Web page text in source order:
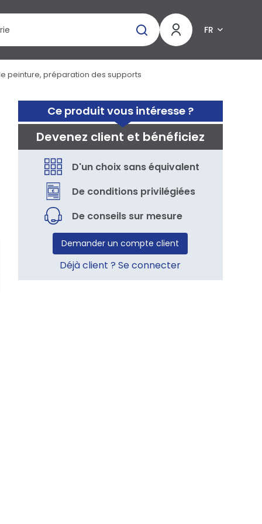
FR
peinture, préparation des supports
Ce produit vous intéresse ?
Devenez client et bénéficiez
D'un choix sans équivalent
De conditions privilégiées
De conseils sur mesure
Demander un compte client
Déjà client ? Se connecter